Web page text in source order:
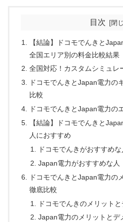
目次
【結論】ドコモでんきと
全国エリア別の料金比較結果
全国対応！カスタムシミュレ
ドコモでんきとJapan電力の
比較
ドコモでんきとJapan電力の
【結論】ドコモでんきと
人におすすめ
ドコモでんきがおすすめな
Japan電力がおすすめな人
ドコモでんきとJapan電力の
徹底比較
ドコモでんきのメリット
Japan電力のメリットとデ